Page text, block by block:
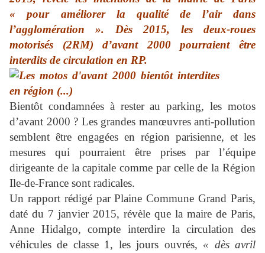
« pour améliorer la qualité de l’air dans
l’agglomération ». Dès 2015, les deux-roues
motorisés (2RM) d’avant 2000 pourraient être
interdits de circulation en RP.
Bientôt condamnées à rester au parking, les motos
d’avant 2000 ? Les grandes manœuvres anti-pollution
semblent être engagées en région parisienne, et les
mesures qui pourraient être prises par l’équipe
dirigeante de la capitale comme par celle de la Région
Ile-de-France sont radicales.
Un rapport rédigé par Plaine Commune Grand Paris,
daté du 7 janvier 2015, révèle que la maire de Paris,
Anne Hidalgo, compte interdire la circulation des
véhicules de classe 1, les jours ouvrés, « dès avril